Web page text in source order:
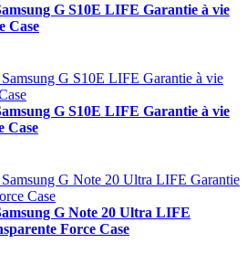
G S10E LIFE Garantie à vie
Case
G S10E LIFE Garantie à vie
Case
G Note 20 Ultra LIFE
Force Case